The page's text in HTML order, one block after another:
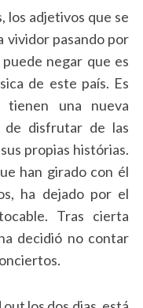
los adjetivos que se
vividor pasando por
negar que es
de este país. Es
tienen una nueva
de disfrutar de las
propias histórias.
han girado con él
ha dejado por el
Tras cierta
decidió no contar